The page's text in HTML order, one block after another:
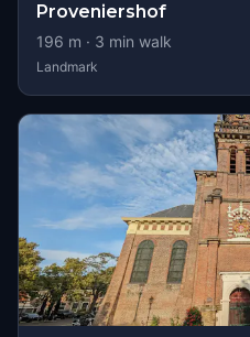
Proveniershof
196 m · 3 min walk
Landmark